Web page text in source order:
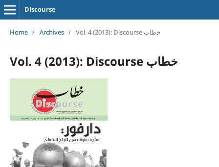
Discourse
Home / Archives / Vol. 4 (2013): Discourse خطاب
Vol. 4 (2013): Discourse خطاب